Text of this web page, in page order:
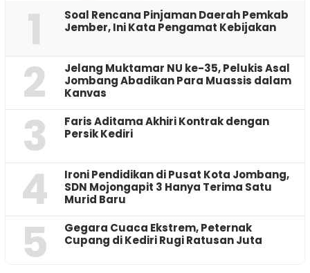
1
‎Soal Rencana Pinjaman Daerah Pemkab
Jember, Ini Kata Pengamat Kebijakan ‎
2
Jelang Muktamar NU ke-35, Pelukis Asal
Jombang Abadikan Para Muassis dalam
Kanvas
3
Faris Aditama Akhiri Kontrak dengan
Persik Kediri
4
Ironi Pendidikan di Pusat Kota Jombang,
SDN Mojongapit 3 Hanya Terima Satu
Murid Baru
5
‎Gegara Cuaca Ekstrem, Peternak
Cupang di Kediri Rugi Ratusan Juta